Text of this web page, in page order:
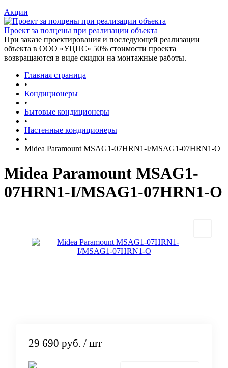
Акции
Проект за полцены при реализации объекта
При заказе проектирования и последующей реализации
объекта в ООО «УЦПС» 50% стоимости проекта
возвращаются в виде скидки на монтажные работы.
Главная страница
•
Кондиционеры
•
Бытовые кондиционеры
•
Настенные кондиционеры
•
Midea Paramount MSAG1-07HRN1-I/MSAG1-07HRN1-O
Midea Paramount MSAG1-
07HRN1-I/MSAG1-07HRN1-O
29 690 руб. / шт